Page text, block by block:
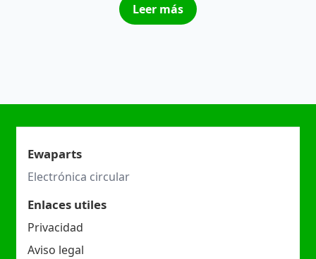
Leer más
Ewaparts
Electrónica circular
Enlaces utiles
Privacidad
Aviso legal